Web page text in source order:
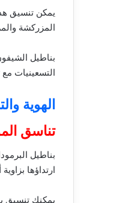
المزركشة
بناطيل
التسعينيات
الهوية
تناسق
بناطيل
ارتداؤها
يمكنك تنسيق